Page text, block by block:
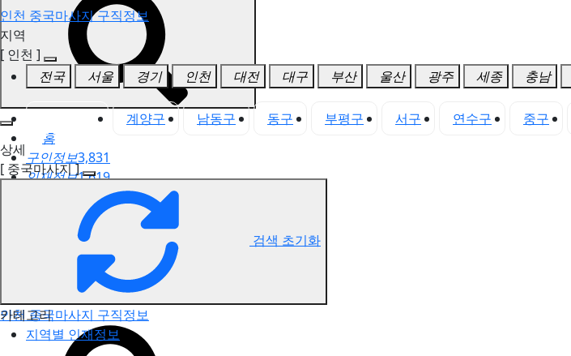
홈
구인정보3,831
인재정보1,619
고객센터
전국업체정보
마사지가이드
업체 서비스 관리
인천 중국마사지 구직정보
인천 중국마사지 구직정보
지역
[ 인천 ]
전국
서울 경기 인천 대전 대구 부산 울산 광주 세종 충남
계양구 남동구 동구 부평구 서구 연수구 중구
상세
[ 중국마사지 ]
검색 초기화
카테고리
지역별 인재정보